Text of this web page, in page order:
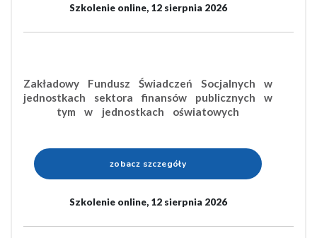
Szkolenie online, 12 sierpnia 2026
Zakładowy Fundusz Świadczeń Socjalnych w
jednostkach sektora finansów publicznych w
tym w jednostkach oświatowych
zobacz szczegóły
Szkolenie online, 12 sierpnia 2026